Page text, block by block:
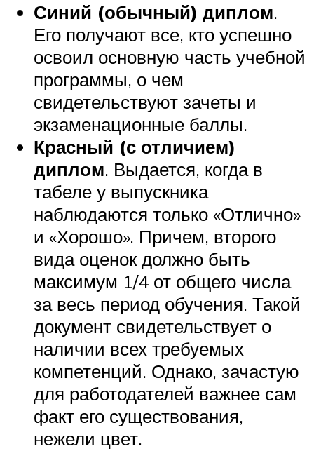
Синий (обычный) диплом.
Его получают все, кто успешно
освоил основную часть учебной
программы, о чем
свидетельствуют зачеты и
экзаменационные баллы.
Красный (с отличием)
диплом. Выдается, когда в
табеле у выпускника
наблюдаются только «Отлично»
и «Хорошо». Причем, второго
вида оценок должно быть
максимум 1/4 от общего числа
за весь период обучения. Такой
документ свидетельствует о
наличии всех требуемых
компетенций. Однако, зачастую
для работодателей важнее сам
факт его существования,
нежели цвет.